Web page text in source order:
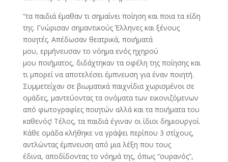
“τα παιδιά έμαθαν τι σημαίνει ποίηση και ποια τα είδη
της. Γνώρισαν σημαντικούς Έλληνες και ξένους
ποιητές. Απέδωσαν θεατρικά, ποιήματά
μου, ερμήνευσαν το νόημα ενός ηχηρού
μου ποιήματος, διδάχτηκαν τα οφέλη της ποίησης και
τι μπορεί να αποτελέσει έμπνευση για έναν ποιητή.
Συμμετείχαν σε βιωματικά παιχνίδια χωρισμένοι σε
ομάδες, μαντεύοντας τα ονόματα των εικονιζόμενων
από φωτογραφίες ποιητών αλλά και τα ποιήματα του
καθενός! Τέλος, τα παιδιά έγιναν οι ίδιοι δημιουργοί.
Κάθε ομάδα κλήθηκε να γράψει περίπου 3 στίχους,
αντλώντας έμπνευση από μια λέξη που τους
έδινα, αποδίδοντας το νόημά της, όπως “ουρανός”,